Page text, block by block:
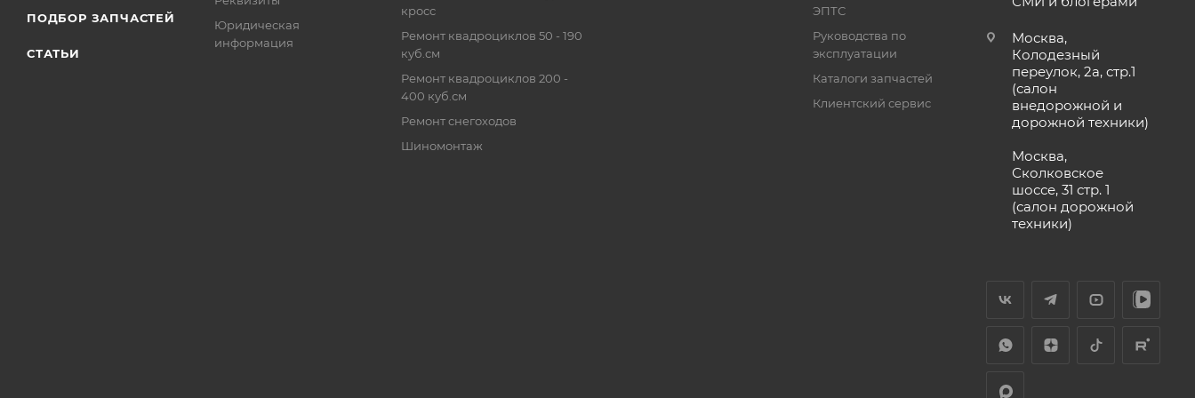
ПОДБОР ЗАПЧАСТЕЙ
СТАТЬИ
Юридическая
информация
кросс
Ремонт квадроциклов 50 - 190
куб.см
Ремонт квадроциклов 200 -
400 куб.см
Ремонт снегоходов
Шиномонтаж
ЭПТС
Руководства по
эксплуатации
Каталоги запчастей
Клиентский сервис
Москва,
Колодезный
переулок, 2а, стр.1
(салон
внедорожной и
дорожной техники)
Москва,
Сколковское
шоссе, 31 стр. 1
(салон дорожной
техники)